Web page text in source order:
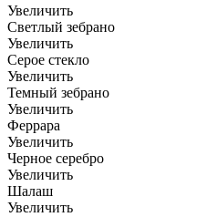
Увеличить
Светлый зебрано
Увеличить
Серое стекло
Увеличить
Темный зебрано
Увеличить
Феррара
Увеличить
Черное серебро
Увеличить
Шалаш
Увеличить